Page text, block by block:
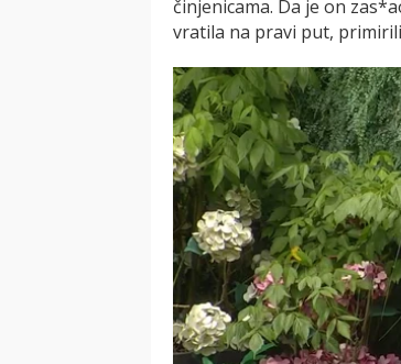
činjenicama. Da je on
vratila na pravi put,